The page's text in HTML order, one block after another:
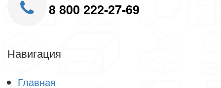
8 800 222-27-69
Навигация
Главная